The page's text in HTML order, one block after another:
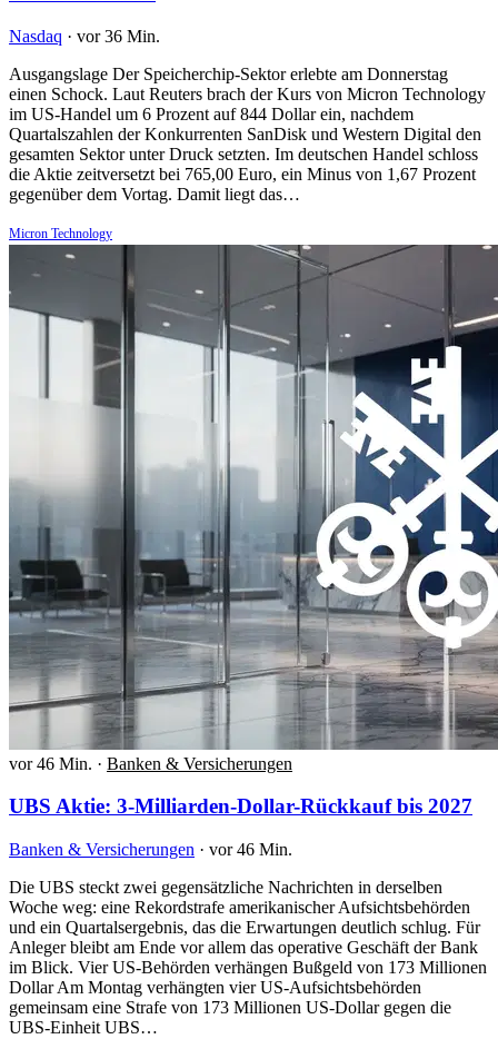
Nasdaq · vor 36 Min.
Ausgangslage Der Speicherchip-Sektor erlebte am Donnerstag
einen Schock. Laut Reuters brach der Kurs von Micron Technology
im US-Handel um 6 Prozent auf 844 Dollar ein, nachdem
Quartalszahlen der Konkurrenten SanDisk und Western Digital den
gesamten Sektor unter Druck setzten. Im deutschen Handel schloss
die Aktie zeitversetzt bei 765,00 Euro, ein Minus von 1,67 Prozent
gegenüber dem Vortag. Damit liegt das…
Micron Technology
vor 46 Min. · Banken & Versicherungen
UBS Aktie: 3-Milliarden-Dollar-Rückkauf bis 2027
Banken & Versicherungen · vor 46 Min.
Die UBS steckt zwei gegensätzliche Nachrichten in derselben
Woche weg: eine Rekordstrafe amerikanischer Aufsichtsbehörden
und ein Quartalsergebnis, das die Erwartungen deutlich schlug. Für
Anleger bleibt am Ende vor allem das operative Geschäft der Bank
im Blick. Vier US-Behörden verhängen Bußgeld von 173 Millionen
Dollar Am Montag verhängten vier US-Aufsichtsbehörden
gemeinsam eine Strafe von 173 Millionen US-Dollar gegen die
UBS-Einheit UBS…